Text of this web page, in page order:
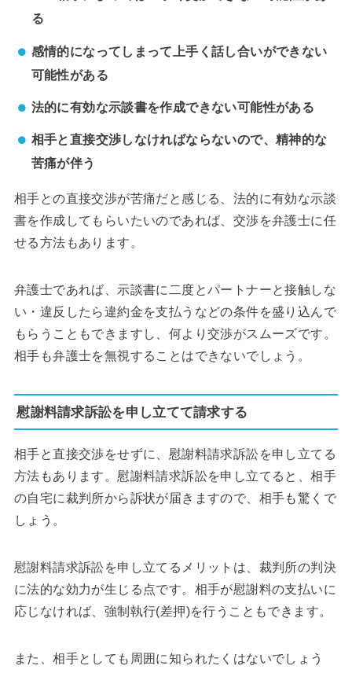
る
感情的になってしまって上手く話し合いができない
可能性がある
法的に有効な示談書を作成できない可能性がある
相手と直接交渉しなければならないので、精神的な
苦痛が伴う
相手との直接交渉が苦痛だと感じる、法的に有効な示談
書を作成してもらいたいのであれば、交渉を弁護士に任
せる方法もあります。
弁護士であれば、示談書に二度とパートナーと接触しな
い・違反したら違約金を支払うなどの条件を盛り込んで
もらうこともできますし、何より交渉がスムーズです。
相手も弁護士を無視することはできないでしょう。
慰謝料請求訴訟を申し立てて請求する
相手と直接交渉をせずに、慰謝料請求訴訟を申し立てる
方法もあります。慰謝料請求訴訟を申し立てると、相手
の自宅に裁判所から訴状が届きますので、相手も驚くで
しょう。
慰謝料請求訴訟を申し立てるメリットは、裁判所の判決
に法的な効力が生じる点です。相手が慰謝料の支払いに
応じなければ、強制執行(差押)を行うこともできます。
また、相手としても周囲に知られたくはないでしょう